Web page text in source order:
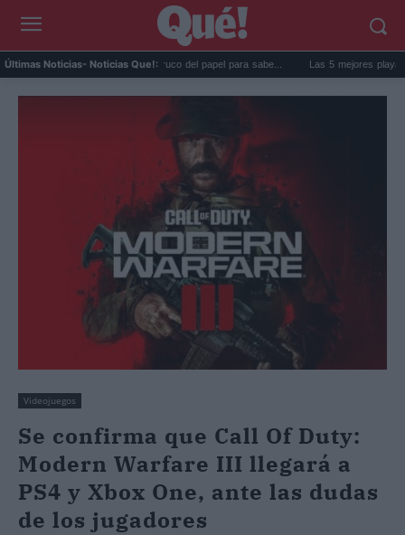
Últimas Noticias- Noticias Que!:
La goma de la nevera: el truco del papel para sabe... Las 5 mejores playas de
Videojuegos
Se confirma que Call Of Duty:
Modern Warfare III llegará a
PS4 y Xbox One, ante las dudas
de los jugadores